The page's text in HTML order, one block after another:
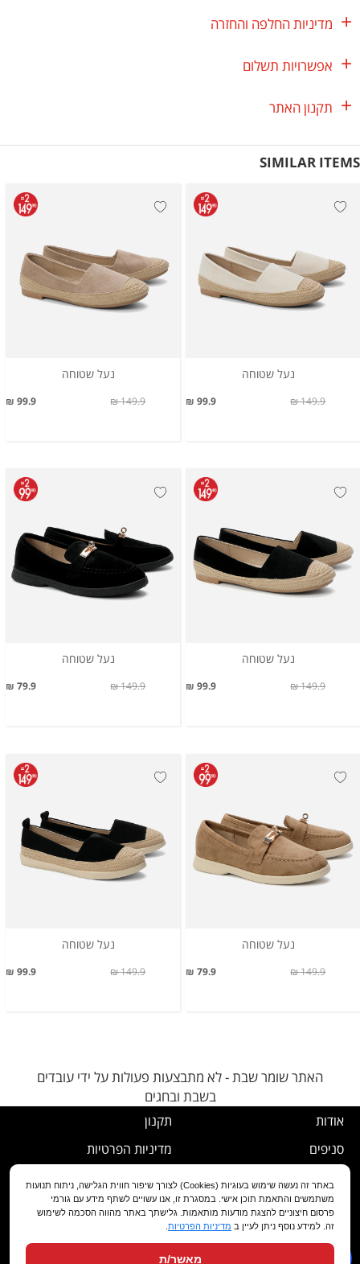
מדיניות החלפה והחזרה
אפשרויות תשלום
תקנון האתר
SIMILAR ITEMS
נעל שטוחה
99.9 ₪ 149.9 ₪
נעל שטוחה
99.9 ₪ 149.9 ₪
נעל שטוחה
99.9 ₪ 149.9 ₪
נעל שטוחה
79.9 ₪ 149.9 ₪
נעל שטוחה
79.9 ₪ 149.9 ₪
נעל שטוחה
99.9 ₪ 149.9 ₪
האתר שומר שבת - לא מתבצעות פעולות על ידי עובדים
בשבת ובחגים
אודות
סניפים
שירות לקוחות
מועדון לקוחות
תקנון
מדיניות הפרטיות
נוהל ביטול עסקה
מדיניות החלפה/החזרה/ביטול
הצהרת נגישות
באתר זה נעשה שימוש בעוגיות (Cookies) לצורך שיפור חווית הגלישה, ניתוח תנועות
משתמשים והתאמת תוכן אישי. במסגרת זו, אנו עשויים לשתף מידע עם גורמי
פרסום חיצוניים להצגת מודעות מותאמות. גלישתך באתר מהווה הסכמה לשימוש
זה. למידע נוסף ניתן לעיין ב מדיניות הפרטיות
מאשר/ת